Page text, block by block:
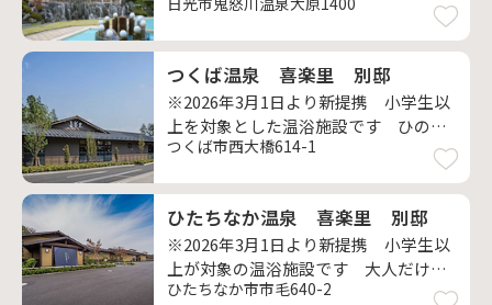
つくば温泉 喜楽里 別邸
※2026年3月1日より新提携 小学生以
上を対象とした温浴施設です ひのき
に囲まれた日帰り天然温泉施設
つくば市西大橋614-1
ひたちなか温泉 喜楽里 別邸
※2026年3月1日より新提携 小学生以
上が対象の温浴施設です 大人だけが
楽しめる隠れ家的空間
ひたちなか市市毛640-2